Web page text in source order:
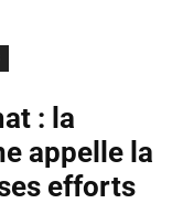
: la
appelle la
efforts